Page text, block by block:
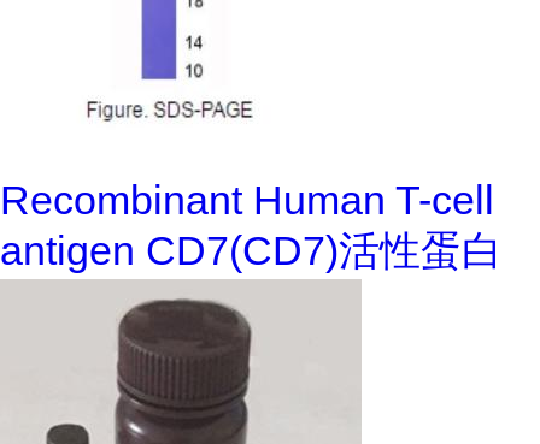
Recombinant Human T-cell
antigen CD7(CD7)活性蛋白